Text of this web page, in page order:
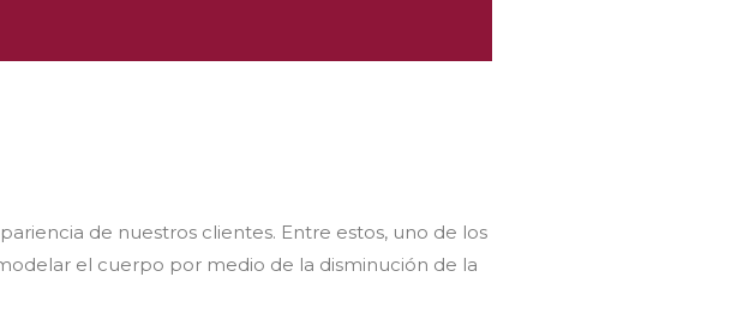
de nuestros clientes. Entre estos, uno de los
el cuerpo por medio de la disminución de la